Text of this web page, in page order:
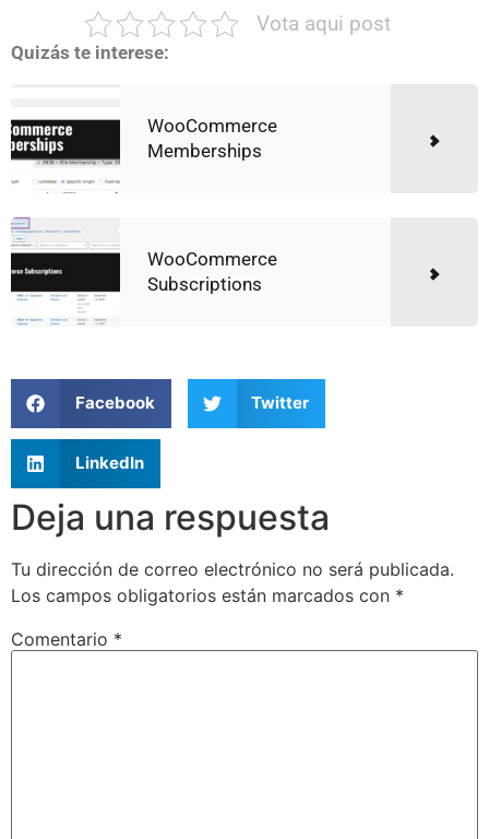
Vota aqui post
Quizás te interese:
WooCommerce
Memberships
WooCommerce
Subscriptions
Facebook Twitter
LinkedIn
Deja una respuesta
Tu dirección de correo electrónico no será publicada.
Los campos obligatorios están marcados con *
Comentario *